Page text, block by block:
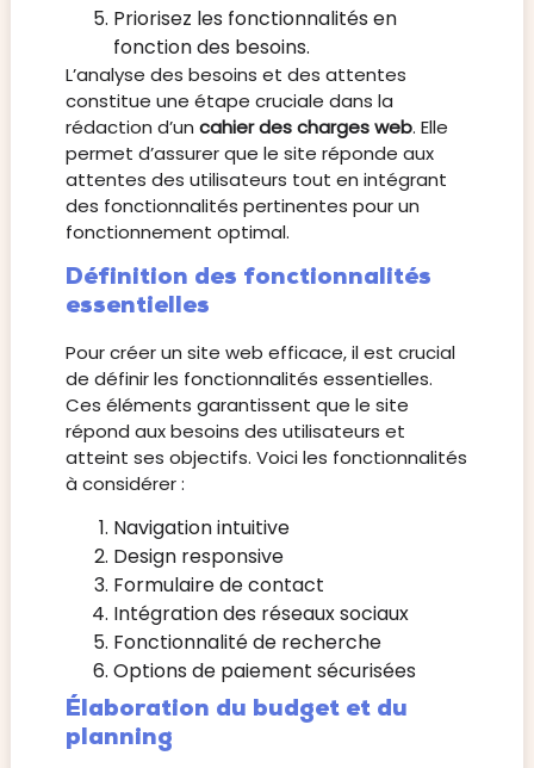
Priorisez les fonctionnalités en
fonction des besoins.
L’analyse des besoins et des attentes
constitue une étape cruciale dans la
rédaction d’un cahier des charges web. Elle
permet d’assurer que le site réponde aux
attentes des utilisateurs tout en intégrant
des fonctionnalités pertinentes pour un
fonctionnement optimal.
Définition des fonctionnalités
essentielles
Pour créer un site web efficace, il est crucial
de définir les fonctionnalités essentielles.
Ces éléments garantissent que le site
répond aux besoins des utilisateurs et
atteint ses objectifs. Voici les fonctionnalités
à considérer :
Navigation intuitive
Design responsive
Formulaire de contact
Intégration des réseaux sociaux
Fonctionnalité de recherche
Options de paiement sécurisées
Élaboration du budget et du
planning